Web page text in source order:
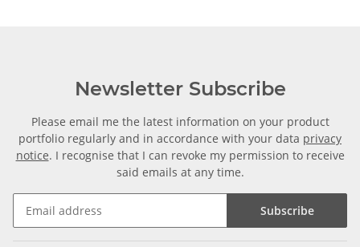
Newsletter Subscribe
Please email me the latest information on your product
portfolio regularly and in accordance with your data privacy
notice. I recognise that I can revoke my permission to receive
said emails at any time.
Subscribe